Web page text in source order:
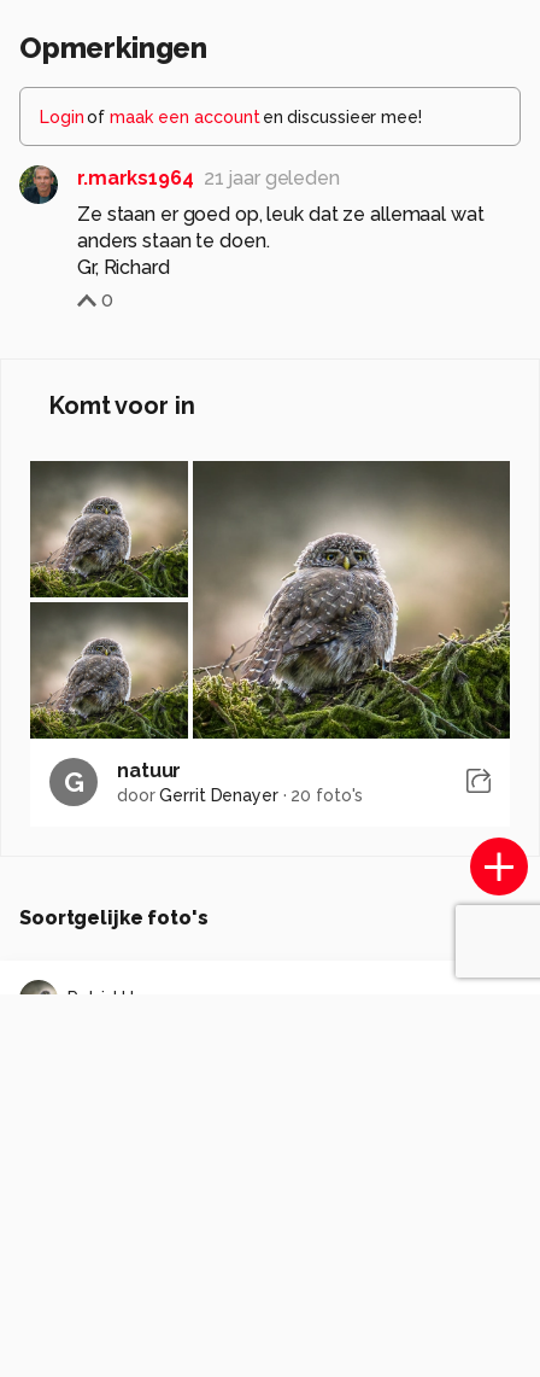
Opmerkingen
Loginof maak een account en discussieer mee!
r.marks1964 21 jaar geleden
Ze staan er goed op, leuk dat ze allemaal wat
anders staan te doen.
Gr, Richard
0
Komt voor in
G natuur
doorGerrit Denayer· 20 foto's
Soortgelijke foto's
PatrickHaeren